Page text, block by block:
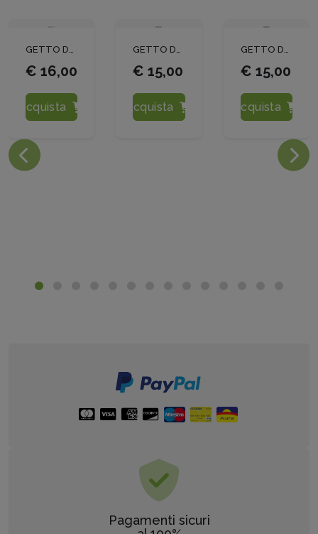
GETTO DOPPIO PER ATOMIZZATORE ANTIGOCCIA CON TESTINA REGOLABILE 1/4 M. BRAGLIA
€ 16,00
Acquista
GETTO DOPPIO PER ATOMIZZATORE 1/4 MASCHIO M65 BRAGLIA CON ATR 80 ARANCIO
€ 15,00
Acquista
GETTO DOPPIO PER ATOMIZZATORE 1/4 MASCHIO M65 BRAGLIA CON ATR 80 ARANCIO
€ 15,00
Acquista
Pagamenti sicuri